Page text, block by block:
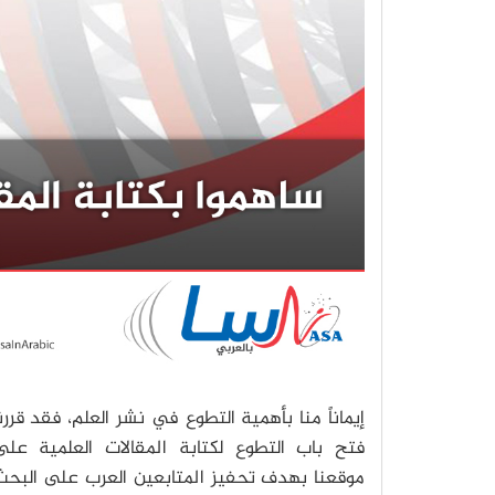
إيماناً منا بأهمية التطوع في نشر العلم، فقد
فتح باب التطوع لكتابة المقالات العلمية
موقعنا بهدف تحفيز المتابعين العرب على